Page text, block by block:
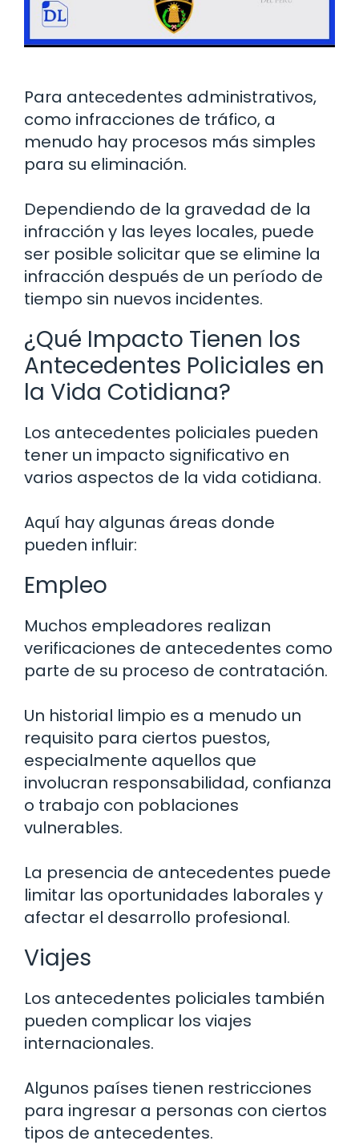
Para antecedentes administrativos,
como infracciones de tráfico, a
menudo hay procesos más simples
para su eliminación.
Dependiendo de la gravedad de la
infracción y las leyes locales, puede
ser posible solicitar que se elimine la
infracción después de un período de
tiempo sin nuevos incidentes.
¿Qué Impacto Tienen los
Antecedentes Policiales en
la Vida Cotidiana?
Los antecedentes policiales pueden
tener un impacto significativo en
varios aspectos de la vida cotidiana.
Aquí hay algunas áreas donde
pueden influir:
Empleo
Muchos empleadores realizan
verificaciones de antecedentes como
parte de su proceso de contratación.
Un historial limpio es a menudo un
requisito para ciertos puestos,
especialmente aquellos que
involucran responsabilidad, confianza
o trabajo con poblaciones
vulnerables.
La presencia de antecedentes puede
limitar las oportunidades laborales y
afectar el desarrollo profesional.
Viajes
Los antecedentes policiales también
pueden complicar los viajes
internacionales.
Algunos países tienen restricciones
para ingresar a personas con ciertos
tipos de antecedentes.